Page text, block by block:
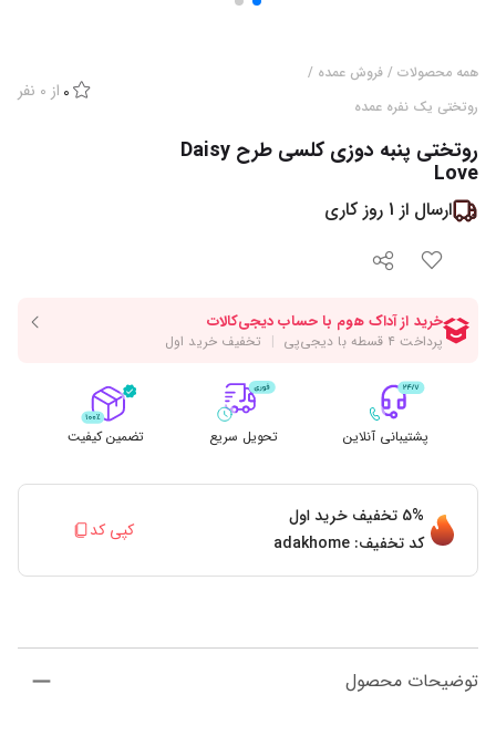
همه محصولات / فروش عمده /
روتختی یک نفره عمده
0 از 0 نفر
روتختی پنبه دوزی کلسی طرح Daisy
Love
ارسال از 1 روز کاری
پشتیبانی آنلاین تحویل سریع تضمین کیفیت
5% تخفیف خرید اول
کد تخفیف: adakhome
کپی کد
توضیحات محصول